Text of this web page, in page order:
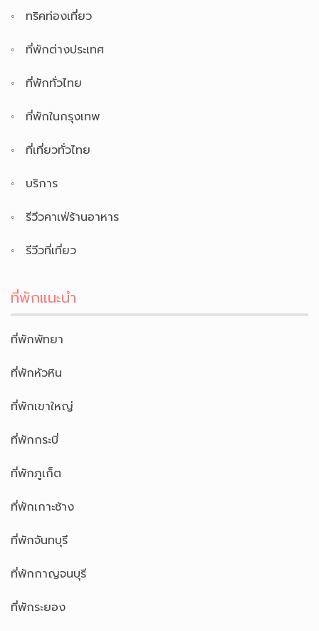
ทริคท่องเที่ยว
ที่พักต่างประเทศ
ที่พักทั่วไทย
ที่พักในกรุงเทพ
ที่เที่ยวทั่วไทย
บริการ
รีวีวคาเฟ่ร้านอาหาร
รีวีวที่เที่ยว
ที่พักแนะนำ
ที่พักพัทยา
ที่พักหัวหิน
ที่พักเขาใหญ่
ที่พักกระบี่
ที่พักภูเก็ต
ที่พักเกาะช้าง
ที่พักจันทบุรี
ที่พักกาญจนบุรี
ที่พักระยอง